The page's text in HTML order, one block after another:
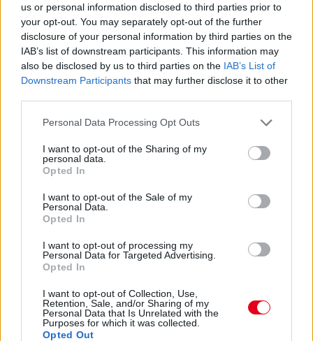
us or personal information disclosed to third parties prior to
your opt-out. You may separately opt-out of the further
disclosure of your personal information by third parties on the
IAB’s list of downstream participants. This information may
also be disclosed by us to third parties on the IAB’s List of
Downstream Participants that may further disclose it to other
Please note that this website/app uses one or more Google
not limited to your visit or usage behaviour. You may click to
grant or deny consent to Google and its third-party tags to
use your data for below specified purposes in below Google
consent section.
Personal Data Processing Opt Outs
I want to opt-out of the Sharing of my
personal data.
Opted In
I want to opt-out of the Sale of my
Personal Data.
Opted In
I want to opt-out of processing my
Personal Data for Targeted Advertising.
Opted In
I want to opt-out of Collection, Use,
Retention, Sale, and/or Sharing of my
Personal Data that Is Unrelated with the
Purposes for which it was collected.
Opted Out
Wolff: Ezek a versenymérnökök olyanok, mint a
Teletabik!
Nemcsak a pórul járt Oscar Piastri akadt ki Carlos Sainz
manővere, és az egész szituáció miatt – az ausztrál
elfogadhatatlannak nevezte, hogy „egy mezőny végi versenyző
nem működött a rendszer, ami a kormánykijelzőn a kék zászlót
ezt, sem a versenymérnökök attitűdjét nem engedheti meg
magának az F1.
végén lévő autók védekezni kezdtek Lewis és Kimi ellen,
elfogadhatatlan” – fogalmazott. „Gyalázatos produkció ez a
versenymérnököktől is, olyanok, mint a Teletabik. Csak ülnek,
és nem szólnak a versenyzőiknek, hogy mi történik mögöttük.”
Mind Wolff, mind Piastri azt reméli a történtek után, hogy a
jövőben a versenyzők nem kizárólag arra fognak hagyatkozni,
amit a kijelzőjükön látnak, hanem körül is néznek egy manőver